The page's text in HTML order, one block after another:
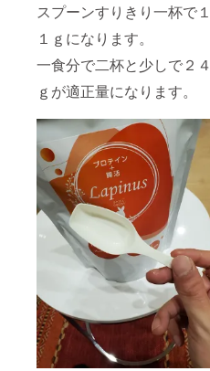
スプーンすりきり一杯で１
１ｇになります。
一食分で二杯と少しで２４
ｇが適正量になります。